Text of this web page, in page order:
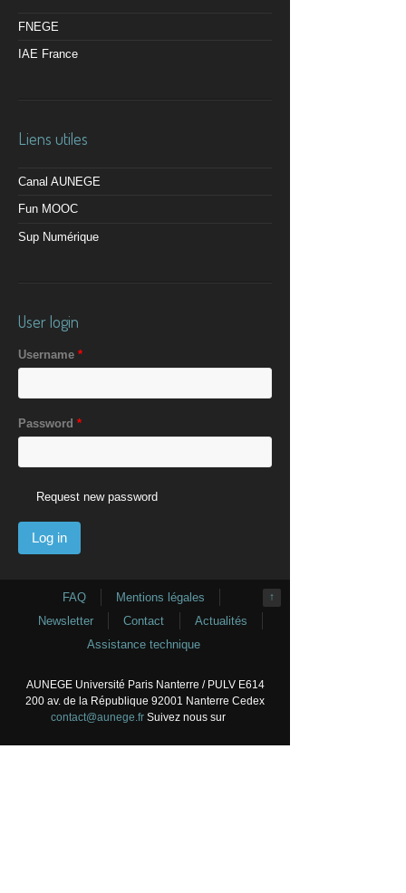
FNEGE
IAE France
Liens utiles
Canal AUNEGE
Fun MOOC
Sup Numérique
User login
Username *
Password *
Request new password
↑
FAQ
Mentions légales
Newsletter
Contact
Actualités
Assistance technique
AUNEGE Université Paris Nanterre / PULV E614
200 av. de la République 92001 Nanterre Cedex
contact@aunege.frSuivez nous sur